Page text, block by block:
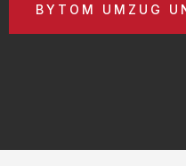
BYTOM UMZUG